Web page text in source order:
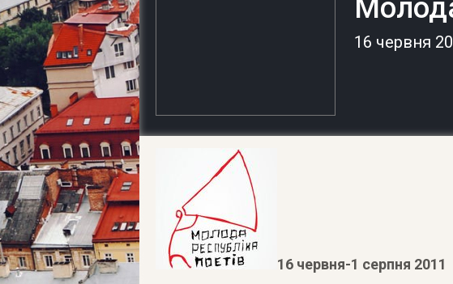
16 червня
16 червня-1 серпня 2011